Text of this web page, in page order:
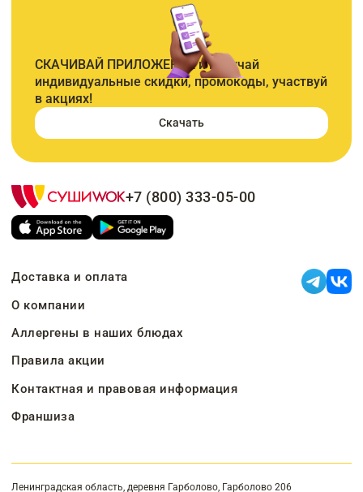
СКАЧИВАЙ ПРИЛОЖЕНИЕ и получай
индивидуальные скидки, промокоды, участвуй
в акциях!
Скачать
+7 (800) 333-05-00
Доставка и оплата
О компании
Аллергены в наших блюдах
Правила акции
Контактная и правовая информация
Франшиза
Ленинградская область, деревня Гарболово, Гарболово 206